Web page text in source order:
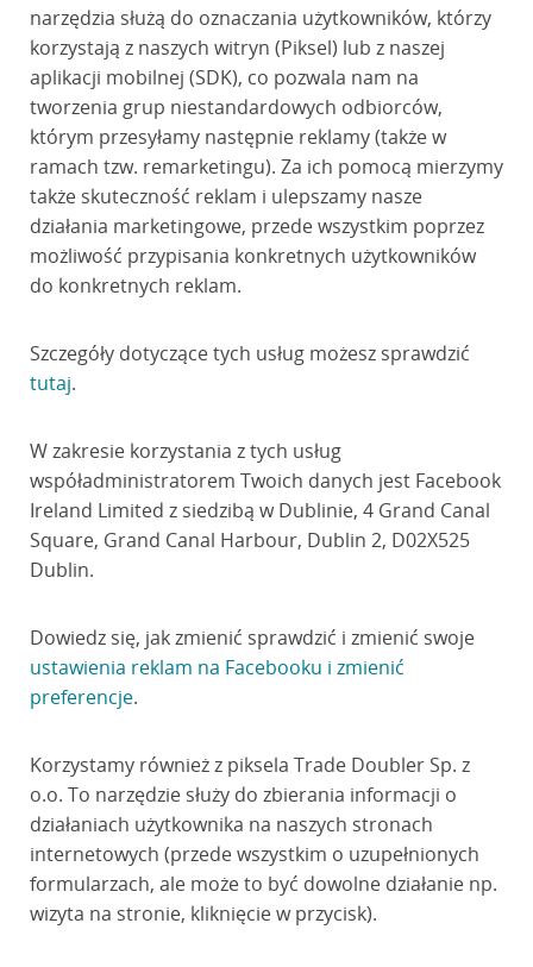
narzędzia służą do oznaczania użytkowników, którzy
korzystają z naszych witryn (Piksel) lub z naszej
aplikacji mobilnej (SDK), co pozwala nam na
tworzenia grup niestandardowych odbiorców,
którym przesyłamy następnie reklamy (także w
ramach tzw. remarketingu). Za ich pomocą mierzymy
także skuteczność reklam i ulepszamy nasze
działania marketingowe, przede wszystkim poprzez
możliwość przypisania konkretnych użytkowników
do konkretnych reklam.
Szczegóły dotyczące tych usług możesz sprawdzić
tutaj.
W zakresie korzystania z tych usług
współadministratorem Twoich danych jest Facebook
Ireland Limited z siedzibą w Dublinie, 4 Grand Canal
Square, Grand Canal Harbour, Dublin 2, D02X525
Dublin.
Dowiedz się, jak zmienić sprawdzić i zmienić swoje
ustawienia reklam na Facebooku i zmienić
preferencje.
Korzystamy również z piksela Trade Doubler Sp. z
o.o. To narzędzie służy do zbierania informacji o
działaniach użytkownika na naszych stronach
internetowych (przede wszystkim o uzupełnionych
formularzach, ale może to być dowolne działanie np.
wizyta na stronie, kliknięcie w przycisk).